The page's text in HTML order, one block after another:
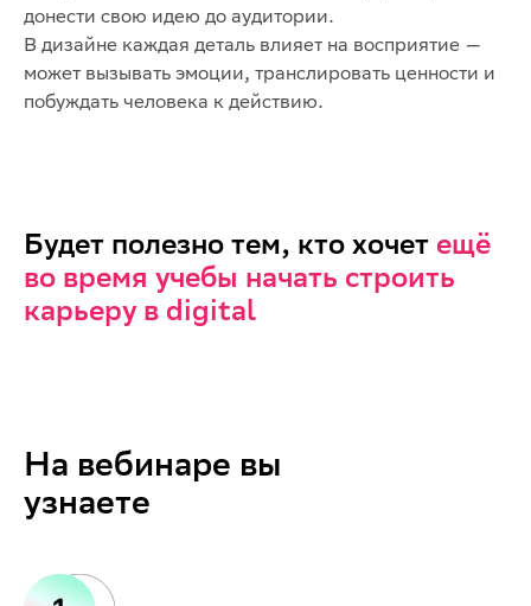
донести свою идею до аудитории.
В дизайне каждая деталь влияет на восприятие —
может вызывать эмоции, транслировать ценности и
побуждать человека к действию.
Будет полезно тем, кто хочет ещё
во время учебы начать строить
карьеру в digital
На вебинаре вы
узнаете